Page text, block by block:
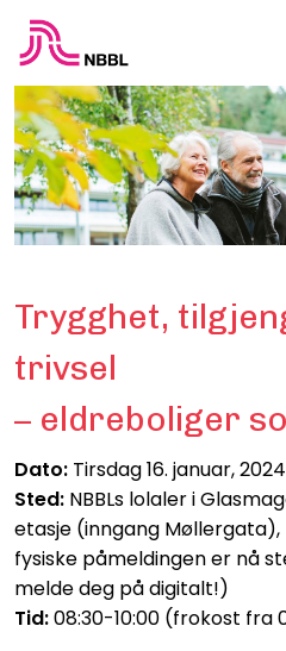
Trygghet,
trivsel
– eldreboliger
Dato: Tirsdag 16. januar, 2024
Sted: NBBLs lolaler i
etasje (inngang Møllergata),
fysiske påmeldingen er nå
melde deg på digitalt!)
Tid:08:30-10:00 (frokost fra